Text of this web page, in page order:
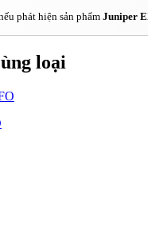
phát hiện sản phẩm Juniper
loại